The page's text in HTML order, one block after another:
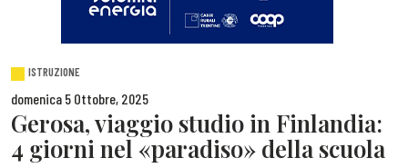
ISTRUZIONE
domenica 5 Ottobre, 2025
Gerosa, viaggio studio in Finlandia:
4 giorni nel «paradiso» della scuola